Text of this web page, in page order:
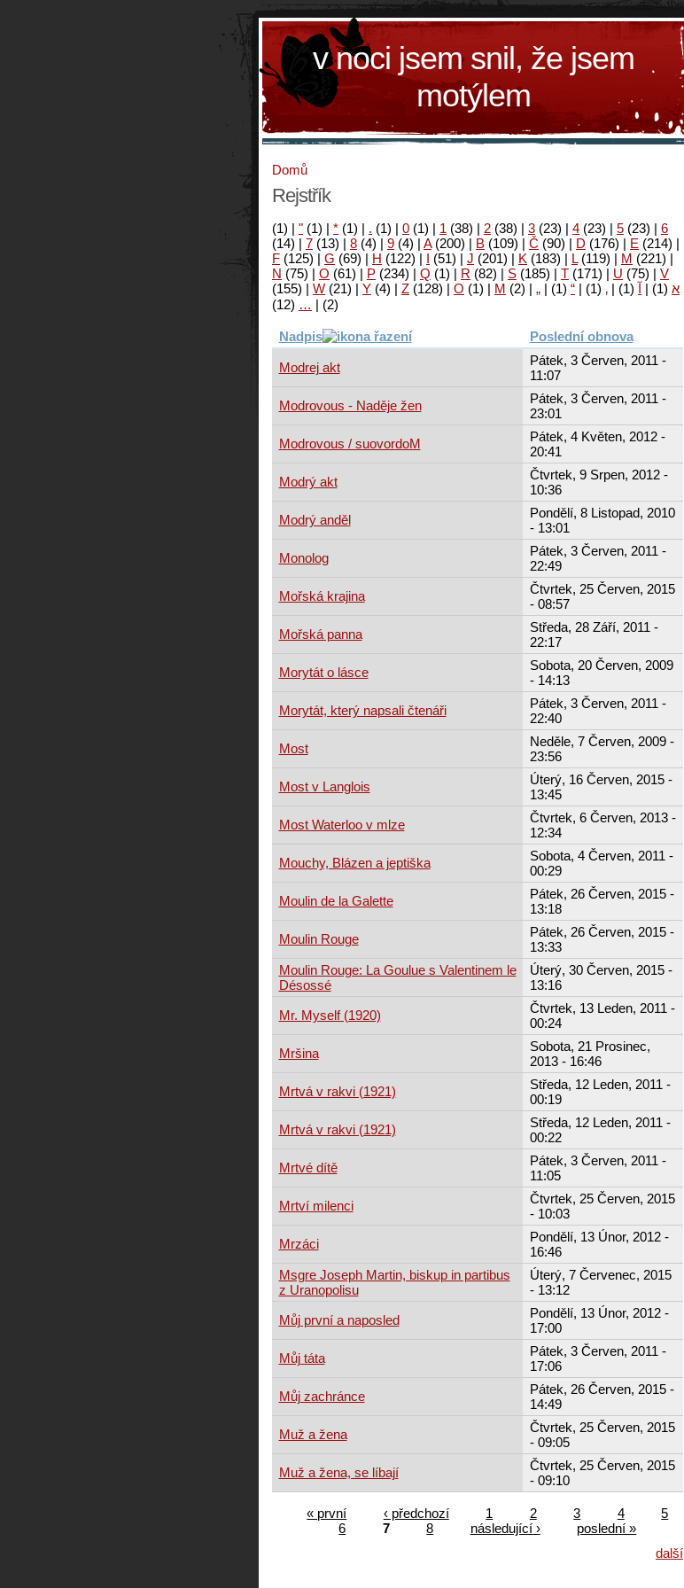
v noci jsem snil, že jsem
motýlem
Domů
Rejstřík
(1) | " (1) | * (1) | . (1) | 0 (1) | 1 (38) | 2 (38) | 3 (23) | 4 (23) | 5 (23) | 6
(14) | 7 (13) | 8 (4) | 9 (4) | A(200) | B (109) | Č (90) | D (176) | E (214) |
F (125) | G (69) | H (122) | I (51) | J (201) | K (183) | L(119) | M (221) |
N (75) | O (61) | P (234) | Q (1) | R (82) | S (185) | T (171) | U (75) | V
(155) | W (21) | Y (4) | Z (128) | Ο (1) | М (2) | א (1)
| آ (1)
|
‚
(1)
|
“
(1)
|
„
(2)
|
…
(12)
Nadpis Poslední obnova
Modrej akt
Pátek, 3 Červen, 2011 -
11:07
Modrovous - Naděje žen
Pátek, 3 Červen, 2011 -
23:01
Modrovous / suovordoM
Pátek, 4 Květen, 2012 -
20:41
Modrý akt
Čtvrtek, 9 Srpen, 2012 -
10:36
Modrý anděl
Pondělí, 8 Listopad, 2010
- 13:01
Monolog
Pátek, 3 Červen, 2011 -
22:49
Mořská krajina
Čtvrtek, 25 Červen, 2015
- 08:57
Mořská panna
Středa, 28 Září, 2011 -
22:17
Morytát o lásce
Sobota, 20 Červen, 2009
- 14:13
Morytát, který napsali čtenáři
Pátek, 3 Červen, 2011 -
22:40
Most
Neděle, 7 Červen, 2009 -
23:56
Most v Langlois
Úterý, 16 Červen, 2015 -
13:45
Most Waterloo v mlze
Čtvrtek, 6 Červen, 2013 -
12:34
Mouchy, Blázen a jeptiška
Sobota, 4 Červen, 2011 -
00:29
Moulin de la Galette
Pátek, 26 Červen, 2015 -
13:18
Moulin Rouge
Pátek, 26 Červen, 2015 -
13:33
Moulin Rouge: La Goulue s Valentinem le
Désossé
Úterý, 30 Červen, 2015 -
13:16
Mr. Myself (1920)
Čtvrtek, 13 Leden, 2011 -
00:24
Mršina
Sobota, 21 Prosinec,
2013 - 16:46
Mrtvá v rakvi (1921)
Středa, 12 Leden, 2011 -
00:19
Mrtvá v rakvi (1921)
Středa, 12 Leden, 2011 -
00:22
Mrtvé dítě
Pátek, 3 Červen, 2011 -
11:05
Mrtví milenci
Čtvrtek, 25 Červen, 2015
- 10:03
Mrzáci
Pondělí, 13 Únor, 2012 -
16:46
Msgre Joseph Martin, biskup in partibus
z Uranopolisu
Úterý, 7 Červenec, 2015
- 13:12
Můj první a naposled
Pondělí, 13 Únor, 2012 -
17:00
Můj táta
Pátek, 3 Červen, 2011 -
17:06
Můj zachránce
Pátek, 26 Červen, 2015 -
14:49
Muž a žena
Čtvrtek, 25 Červen, 2015
- 09:05
Muž a žena, se líbají
Čtvrtek, 25 Červen, 2015
- 09:10
« první ‹ předchozí 1 2 3 4
5
6
7 8 následující ›
poslední »
další